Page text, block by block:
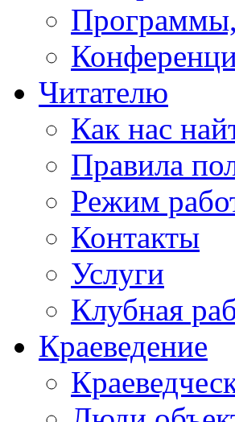
Читателю
Как нас
Правила
Режим
Контакты
Услуги
Клубная
Краеведение